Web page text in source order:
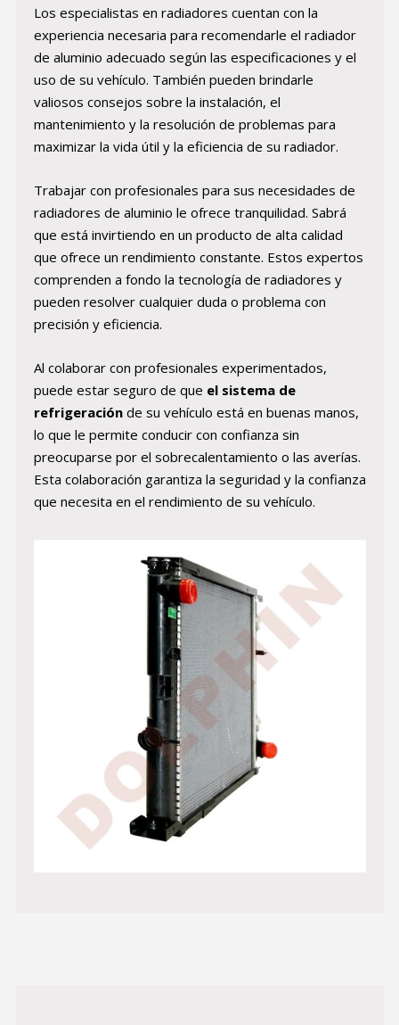
Los especialistas en radiadores cuentan con la
experiencia necesaria para recomendarle el radiador
de aluminio adecuado según las especificaciones y el
uso de su vehículo. También pueden brindarle
valiosos consejos sobre la instalación, el
mantenimiento y la resolución de problemas para
maximizar la vida útil y la eficiencia de su radiador.
Trabajar con profesionales para sus necesidades de
radiadores de aluminio le ofrece tranquilidad. Sabrá
que está invirtiendo en un producto de alta calidad
que ofrece un rendimiento constante. Estos expertos
comprenden a fondo la tecnología de radiadores y
pueden resolver cualquier duda o problema con
precisión y eficiencia.
Al colaborar con profesionales experimentados,
puede estar seguro de que el sistema de
refrigeraciónde su vehículo está en buenas manos,
lo que le permite conducir con confianza sin
preocuparse por el sobrecalentamiento o las averías.
Esta colaboración garantiza la seguridad y la confianza
que necesita en el rendimiento de su vehículo.